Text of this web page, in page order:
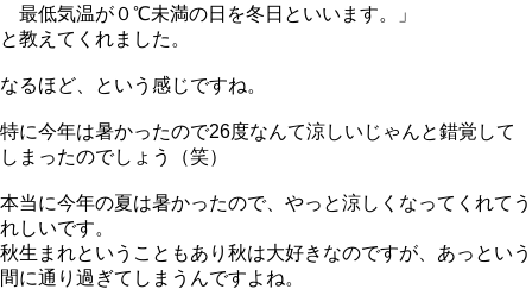
最低気温が０℃未満の日を冬日といいます。」
と教えてくれました。
なるほど、という感じですね。
特に今年は暑かったので26度なんて涼しいじゃんと錯覚して
しまったのでしょう（笑）
本当に今年の夏は暑かったので、やっと涼しくなってくれてう
れしいです。
秋生まれということもあり秋は大好きなのですが、あっという
間に通り過ぎてしまうんですよね。